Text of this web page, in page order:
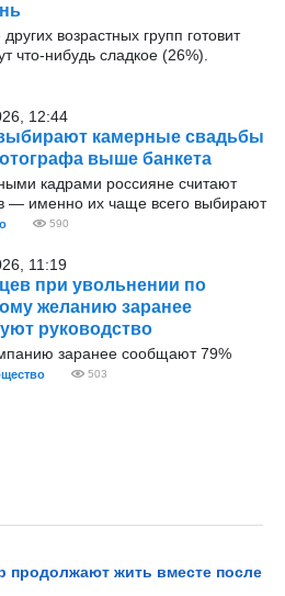
возрастных групп готовит
что-нибудь сладкое (26%).
12:44
камерные свадьбы
выше банкета
кадрами россияне считают
— именно их чаще всего выбирают
590
11:19
при увольнении по
желанию заранее
руководство
заранее сообщают 79%
503
продолжают жить вместе после